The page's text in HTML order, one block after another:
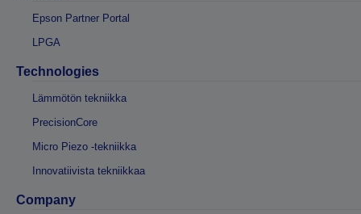
Epson Partner Portal
LPGA
Technologies
Lämmötön tekniikka
PrecisionCore
Micro Piezo -tekniikka
Innovatiivista tekniikkaa
Company